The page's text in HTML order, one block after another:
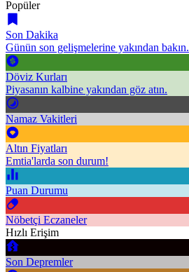
Popüler
Son Dakika
Günün son gelişmelerine yakından bakın.
Döviz Kurları
Piyasanın kalbine yakından göz atın.
Namaz Vakitleri
Altın Fiyatları
Emtia'larda son durum!
Puan Durumu
Nöbetçi Eczaneler
Hızlı Erişim
Son Depremler